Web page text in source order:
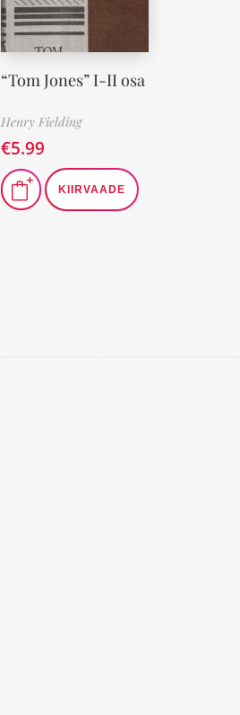
“Tom Jones” I-II osa
Henry Fielding
€5.99
KIIRVAADE